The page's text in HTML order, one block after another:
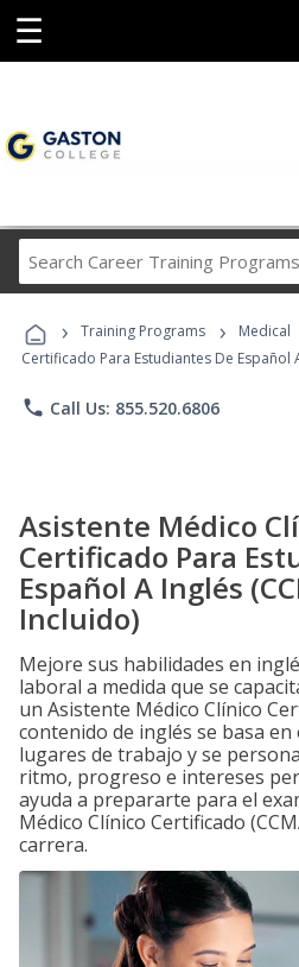
☰
Career
Programs
› Training Programs › Medical
Certificado Para Estudiantes De Español
phone Call Us: 855.520.6806
Asistente Médico
Certificado Para
Español A Inglés
Incluido)
Mejore sus habilidades en
laboral a medida que se
un Asistente Médico Clínico
contenido de inglés se basa en
lugares de trabajo y se
ritmo, progreso e intereses
ayuda a prepararte para el
Médico Clínico Certificado
carrera.